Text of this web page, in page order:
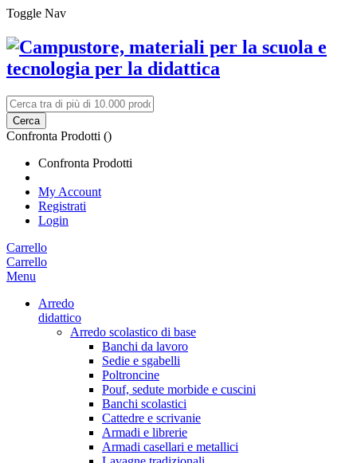
Toggle Nav
Cerca
Confronta Prodotti ()
Confronta Prodotti
My Account
Registrati
Login
Carrello
Carrello
Menu
Arredo
didattico
Arredo scolastico di base
Banchi da lavoro
Sedie e sgabelli
Poltroncine
Pouf, sedute morbide e cuscini
Banchi scolastici
Cattedre e scrivanie
Armadi e librerie
Armadi casellari e metallici